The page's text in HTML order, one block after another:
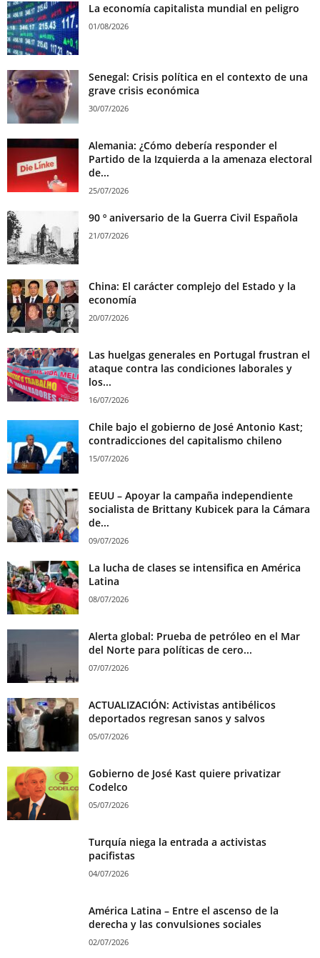
La economía capitalista mundial en peligro
01/08/2026
Senegal: Crisis política en el contexto de una
grave crisis económica
30/07/2026
Alemania: ¿Cómo debería responder el
Partido de la Izquierda a la amenaza electoral
de...
25/07/2026
90 º aniversario de la Guerra Civil Española
21/07/2026
China: El carácter complejo del Estado y la
economía
20/07/2026
Las huelgas generales en Portugal frustran el
ataque contra las condiciones laborales y
los...
16/07/2026
Chile bajo el gobierno de José Antonio Kast;
contradicciones del capitalismo chileno
15/07/2026
EEUU – Apoyar la campaña independiente
socialista de Brittany Kubicek para la Cámara
de...
09/07/2026
La lucha de clases se intensifica en América
Latina
08/07/2026
Alerta global: Prueba de petróleo en el Mar
del Norte para políticas de cero...
07/07/2026
ACTUALIZACIÓN: Activistas antibélicos
deportados regresan sanos y salvos
05/07/2026
Gobierno de José Kast quiere privatizar
Codelco
05/07/2026
Turquía niega la entrada a activistas
pacifistas
04/07/2026
América Latina – Entre el ascenso de la
derecha y las convulsiones sociales
02/07/2026